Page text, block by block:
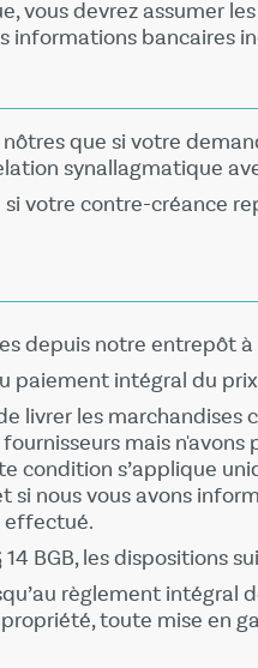
vous devrez assumer
bancaires
nôtres que si votre
synallagmatique
votre contre-créance
depuis notre entrepôt
paiement intégral du
livrer les marchandises
mais
condition s’applique
nous vous avons
effectué.
BGB, les dispositions
règlement intégral
toute mise en